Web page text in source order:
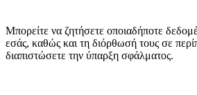
Μπορείτε να ζητήσετε οποιαδήποτε
εσάς, καθώς και τη διόρθωσή τους σε
διαπιστώσετε την ύπαρξη σφάλματος.